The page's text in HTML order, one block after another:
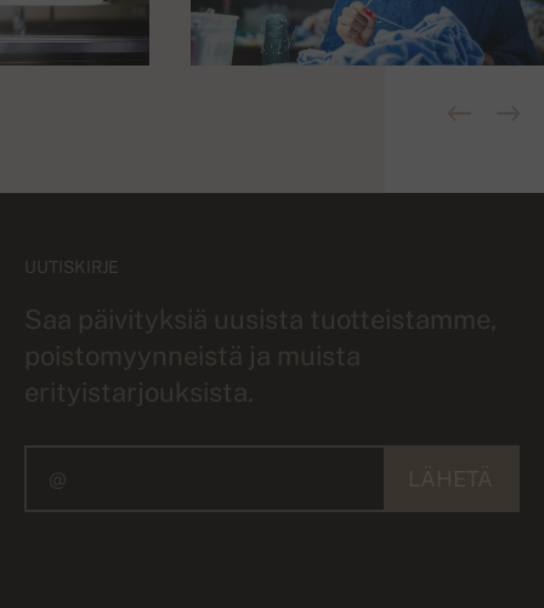
UUTISKIRJE
Saa päivityksiä uusista tuotteistamme,
poistomyynneistä ja muista
erityistarjouksista.